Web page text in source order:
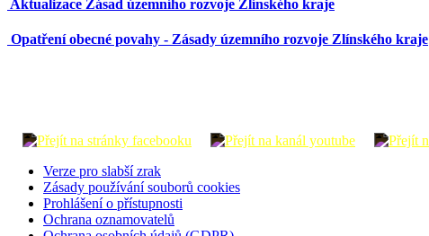
Aktualizace Zásad územního rozvoje Zlínského kraje
Opatření obecné povahy - Zásady územního rozvoje Zlínského kraje
Verze pro slabší zrak
Zásady používání souborů cookies
Prohlášení o přístupnosti
Ochrana oznamovatelů